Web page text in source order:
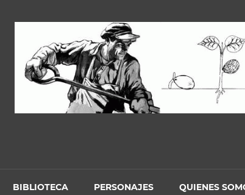
BIBLIOTECA PERSONAJES QUIENES